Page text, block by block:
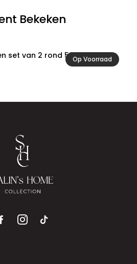
Bekeken
Op Voorraad
set van 2 rond 500 ml